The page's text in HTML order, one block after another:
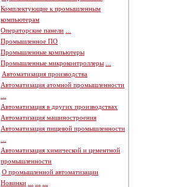
Комплектующие к промышленным
компьютерам
Операторские панели
Промышленное ПО
Промышленные компьютеры
Промышленные микроконтроллеры
Автоматизация производства
Автоматизация атомной промышленности
Автоматизация в других производствах
Автоматизация машиностроения
Автоматизация пищевой промышленности
Автоматизация химической и цементной
промышленности
О промышленной автоматизации
Новинки